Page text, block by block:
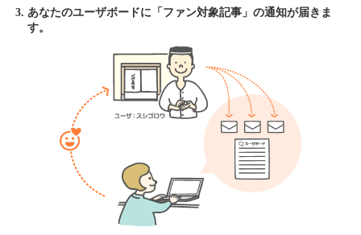
あなたのユーザボードに「ファン対象記事」の通知が届きま
す。